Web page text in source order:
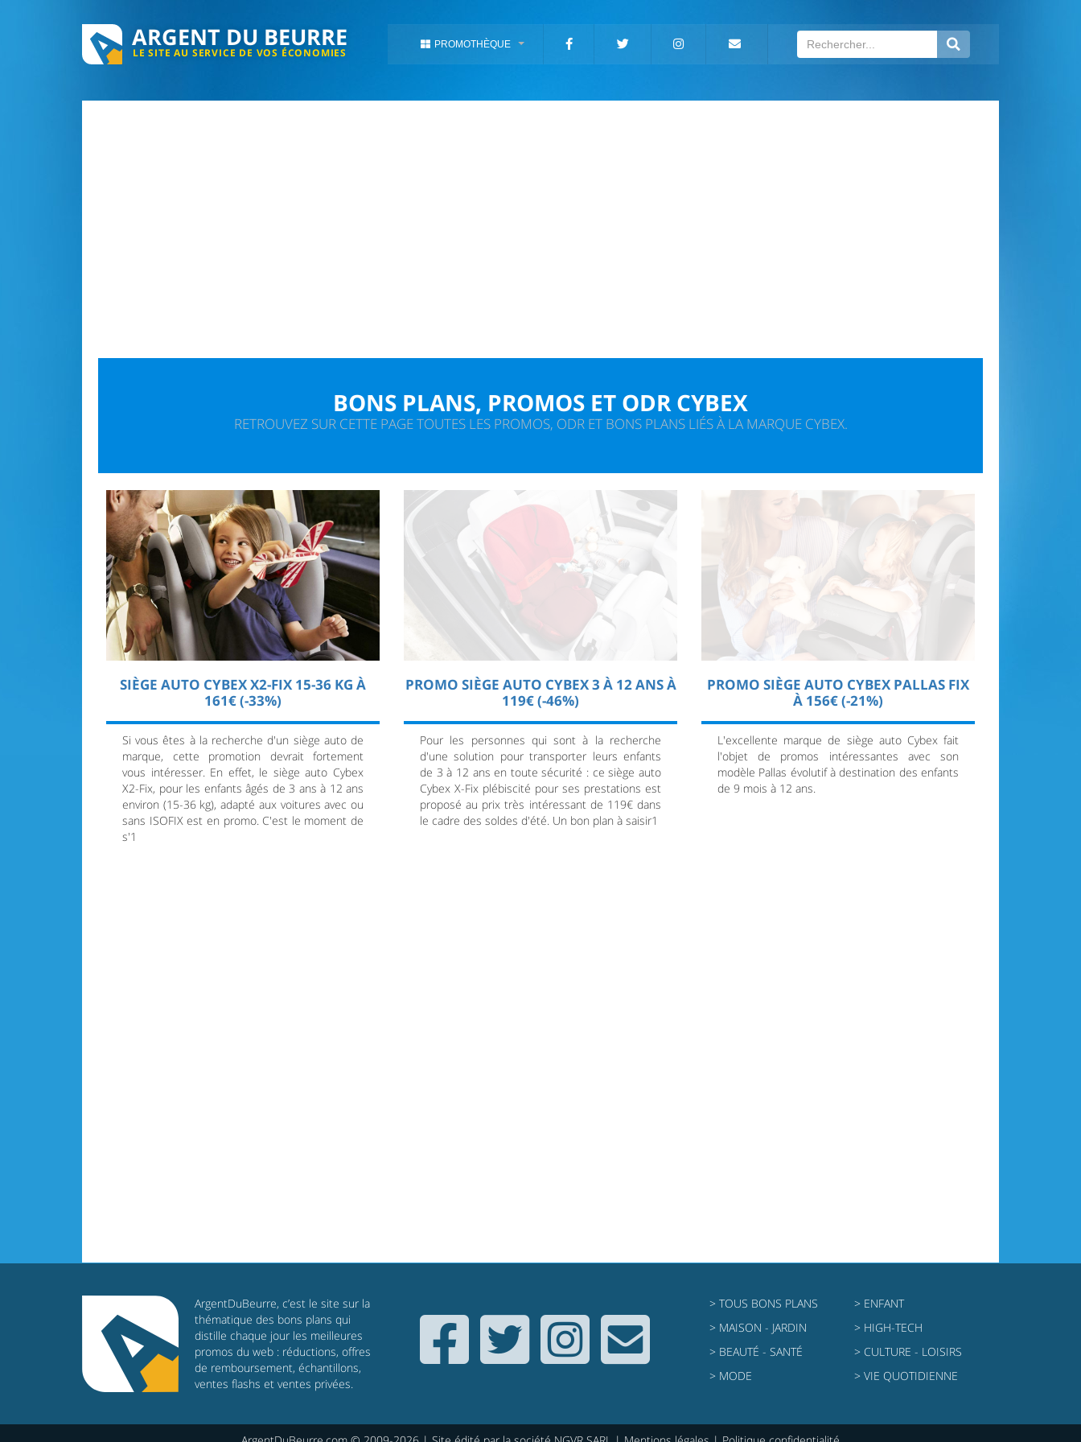
ARGENT DU BEURRE
LE SITE AU SERVICE DE VOS ÉCONOMIES
PROMOTHÈQUE
BONS PLANS, PROMOS ET ODR CYBEX
RETROUVEZ SUR CETTE PAGE TOUTES LES PROMOS, ODR ET BONS PLANS LIÉS À LA MARQUE CYBEX.
SIÈGE AUTO CYBEX X2-FIX 15-36 KG À
161€ (-33%)
Si vous êtes à la recherche d'un siège auto de
marque, cette promotion devrait fortement
vous intéresser. En effet, le siège auto Cybex
X2-Fix, pour les enfants âgés de 3 ans à 12 ans
environ (15-36 kg), adapté aux voitures avec ou
sans ISOFIX est en promo. C'est le moment de
s'1
PROMO SIÈGE AUTO CYBEX 3 À 12 ANS À
119€ (-46%)
Pour les personnes qui sont à la recherche
d'une solution pour transporter leurs enfants
de 3 à 12 ans en toute sécurité : ce siège auto
Cybex X-Fix plébiscité pour ses prestations est
proposé au prix très intéressant de 119€ dans
le cadre des soldes d'été. Un bon plan à saisir1
PROMO SIÈGE AUTO CYBEX PALLAS FIX
À 156€ (-21%)
L'excellente marque de siège auto Cybex fait
l'objet de promos intéressantes avec son
modèle Pallas évolutif à destination des enfants
de 9 mois à 12 ans.
ArgentDuBeurre, c’est le site sur la
thématique des bons plans qui
distille chaque jour les meilleures
promos du web : réductions, offres
de remboursement, échantillons,
ventes flashs et ventes privées.
> TOUS BONS PLANS
> ENFANT
> MAISON - JARDIN
> HIGH-TECH
> BEAUTÉ - SANTÉ
> CULTURE - LOISIRS
> MODE
> VIE QUOTIDIENNE